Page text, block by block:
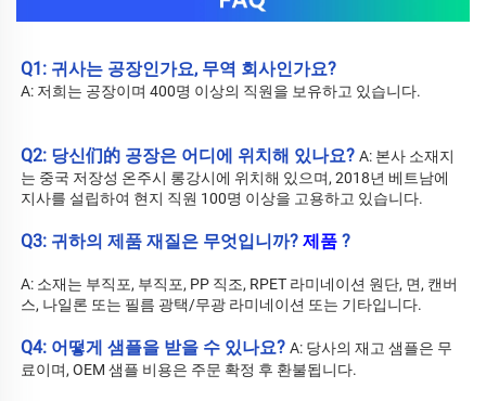
Q1: 귀사는 공장인가요, 무역 회사인가요?
A: 저희는 공장이며 400명 이상의 직원을 보유하고 있습니다.
Q2: 당신们的 공장은 어디에 위치해 있나요? A: 본사 소재지
는 중국 저장성 온주시 롱강시에 위치해 있으며, 2018년 베트남에
지사를 설립하여 현지 직원 100명 이상을 고용하고 있습니다.
Q3: 귀하의 제품 재질은 무엇입니까? 제품 ?
A: 소재는 부직포, 부직포, PP 직조, RPET 라미네이션 원단, 면, 캔버
스, 나일론 또는 필름 광택/무광 라미네이션 또는 기타입니다.
Q4: 어떻게 샘플을 받을 수 있나요? A: 당사의 재고 샘플은 무
료이며, OEM 샘플 비용은 주문 확정 후 환불됩니다.